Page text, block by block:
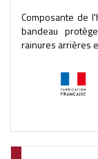
Composante de
bandeau
rainures arrières